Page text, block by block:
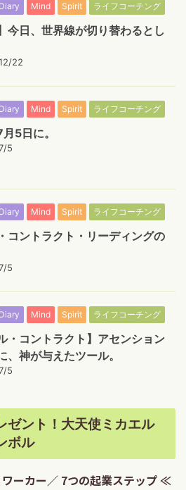
Diary Mind Spirit ライフコーチング
今日、世界線が切り替わるとし
22
Diary Mind Spirit ライフコーチング
5日に。
5
Diary Mind Spirit ライフコーチング
コントラクト・リーディングの
5
Diary Mind Spirit ライフコーチング
・コントラクト】アセンション
、神が与えたツール。
5
ゼント！大天使ミカエル
ボル
ワーカー／ 7つの起業ステップ ≪